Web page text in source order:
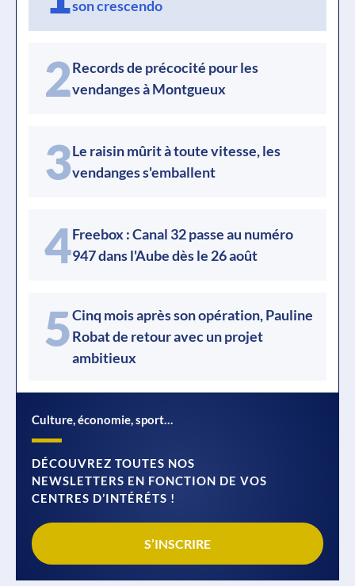
son crescendo
2Records de précocité pour les
vendanges à Montgueux
3Le raisin mûrit à toute vitesse, les
vendanges s'emballent
4Freebox : Canal 32 passe au numéro
947 dans l'Aube dès le 26 août
5Cinq mois après son opération, Pauline
Robat de retour avec un projet
ambitieux
Culture, économie, sport…
DÉCOUVREZ TOUTES NOS
NEWSLETTERS EN FONCTION DE VOS
CENTRES D’INTÉRÉTS !
S’INSCRIRE